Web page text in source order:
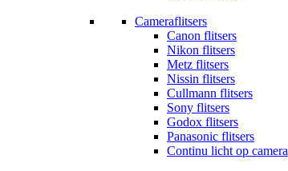
Cameraflitsers
Canon flitsers
Nikon flitsers
Metz flitsers
Nissin flitsers
Cullmann flitsers
Sony flitsers
Godox flitsers
Panasonic flitsers
Continu licht op camera